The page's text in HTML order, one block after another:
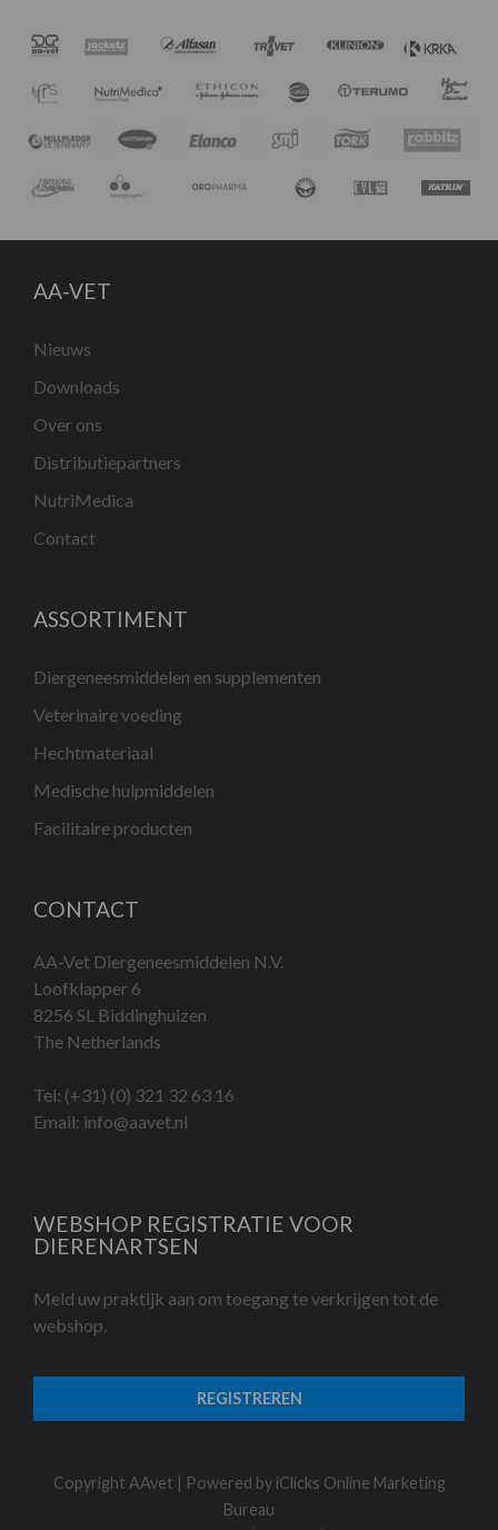
AA-VET
Nieuws
Downloads
Over ons
Distributiepartners
NutriMedica
Contact
ASSORTIMENT
Diergeneesmiddelen en supplementen
Veterinaire voeding
Hechtmateriaal
Medische hulpmiddelen
Facilitaire producten
CONTACT
AA-Vet Diergeneesmiddelen N.V.
Loofklapper 6
8256 SL Biddinghuizen
The Netherlands
Tel: (+31) (0) 321 32 63 16
Email: info@aavet.nl
WEBSHOP REGISTRATIE VOOR
DIERENARTSEN
Meld uw praktijk aan om toegang te verkrijgen tot de
webshop.
REGISTREREN
Copyright AAvet | Powered by iClicks Online Marketing
Bureau